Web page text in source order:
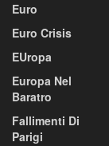
Euro
Euro Crisis
EUropa
Europa Nel
Baratro
Fallimenti Di
Parigi